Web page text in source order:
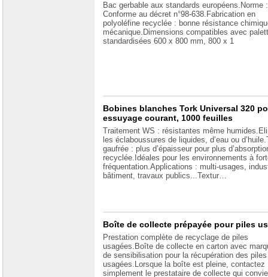
Bac gerbable aux standards européens.Norme :
Conforme au décret n°98-638.Fabrication en
polyoléfine recyclée : bonne résistance
mécanique.Dimensions compatibles avec
standardisées 600 x 800 mm, 800 x 1
Bobines blanches Tork Universal 320
essuyage courant, 1000 feuilles
Traitement WS : résistantes même
les éclaboussures de liquides, d’eau ou
gaufrée : plus d’épaisseur pour plus
recyclée.Idéales pour les environnements à
fréquentation.Applications : multi-usages,
bâtiment, travaux publics...Textur…
Boîte de collecte prépayée pour piles
Prestation complète de recyclage de piles
usagées.Boîte de collecte en carton avec
de sensibilisation pour la récupération des piles
usagées.Lorsque la boîte est pleine, contactez
simplement le prestataire de collecte qui